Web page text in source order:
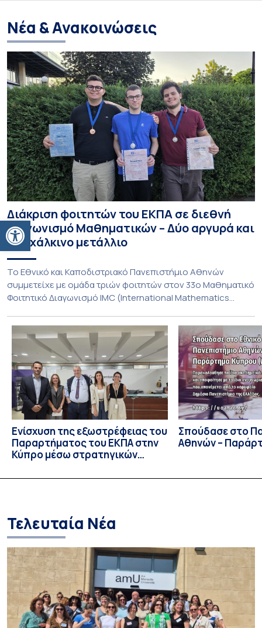
Ανοίξτε τη γραμμή εργαλείων
Νέα & Ανακοινώσεις
Διάκριση φοιτητών του ΕΚΠΑ σε διεθνή
διαγωνισμό Μαθηματικών – Δύο αργυρά και
ένα χάλκινο μετάλλιο
To Εθνικό και Καποδιστριακό Πανεπιστήμιο Αθηνών
συμμετείχε με ομάδα τριών φοιτητών στον 33ο Μαθηματικό
Φοιτητικό Διαγωνισμό IMC (International Mathematics
Ιουλίου στο Blagoevgrad της Βουλγαρίας. Σε αυτόν
συμμετείχαν 447 φοιτητές εκπροσωπώντας 135
πανεπιστήμια από 46 χώρες. Από την Ελλάδα, συμμετείχαν
επίσης το Εθνικό Μετσόβιο Πολυτεχνείο, το Αριστοτέλειο
Πανεπιστήμιο […]
Ενίσχυση της εξωστρέφειας του
Παραρτήματος του ΕΚΠΑ στην
Κύπρο μέσω στρατηγικών
Σπούδασε στο
Αθηνών –
Τελευταία Νέα